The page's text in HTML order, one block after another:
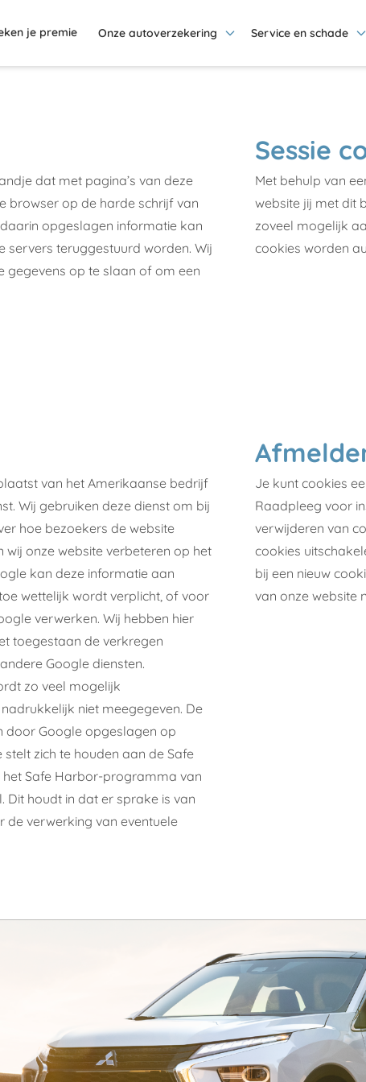
je premie Onze autoverzekering Service en schade
dat met pagina’s van deze
browser op de harde schrijf van
opgeslagen informatie kan
servers teruggestuurd worden. Wij
gegevens op te slaan of om een
Sessie
Met behulp van
website jij met dit
zoveel mogelijk
cookies worden
van het Amerikaanse bedrijf
Wij gebruiken deze dienst om bij
hoe bezoekers de website
onze website verbeteren op het
kan deze informatie aan
wettelijk wordt verplicht, of voor
verwerken. Wij hebben hier
toegestaan de verkregen
Google diensten.
zo veel mogelijk
niet meegegeven. De
door Google opgeslagen op
zich te houden aan de Safe
Safe Harbor-programma van
Dit houdt in dat er sprake is van
de verwerking van eventuele
Je kunt cookies
Raadpleeg voor
verwijderen van
cookies
bij een nieuw
van onze website